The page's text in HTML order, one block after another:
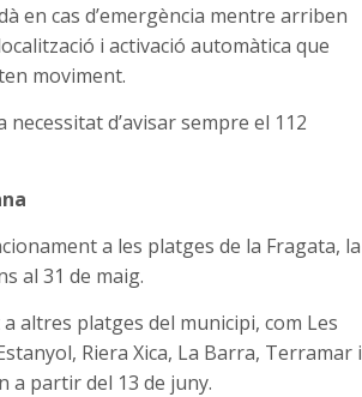
en cas d’emergència mentre arriben
i activació automàtica que
moviment.
necessitat d’avisar sempre el 112
a les platges de la Fragata, la
al 31 de maig.
altres platges del municipi, com Les
Riera Xica, La Barra, Terramar i
a partir del 13 de juny.